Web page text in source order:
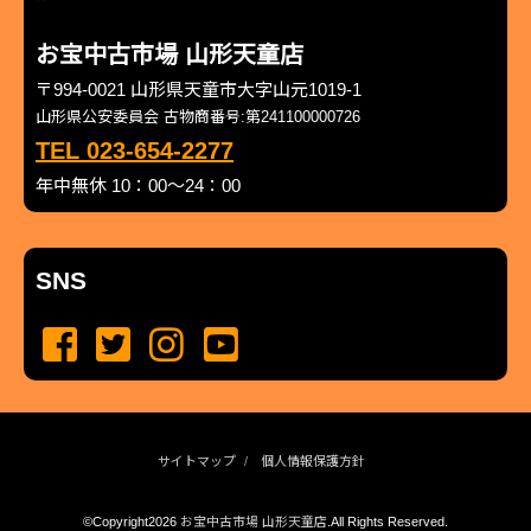
お宝中古市場 山形天童店
〒994-0021 山形県天童市大字山元1019-1
山形県公安委員会 古物商番号:第241100000726
TEL 023-654-2277
年中無休 10：00～24：00
SNS
サイトマップ 個人情報保護方針
©Copyright2026 お宝中古市場 山形天童店.All Rights Reserved.